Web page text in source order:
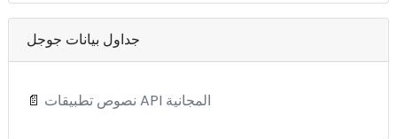
جداول بيانات جوجل
📄 نصوص تطبيقات API المجانية